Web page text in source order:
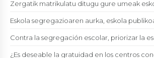
Zergatik matrikulatu ditugu gure umeak
Eskola segregazioaren aurka, eskola
Contra la segregación escolar, priorizar la
¿Es deseable la gratuidad en los centros